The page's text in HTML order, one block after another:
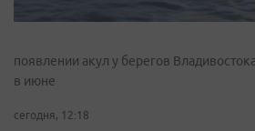
появлении акул у берегов
в июне
сегодня, 12:18